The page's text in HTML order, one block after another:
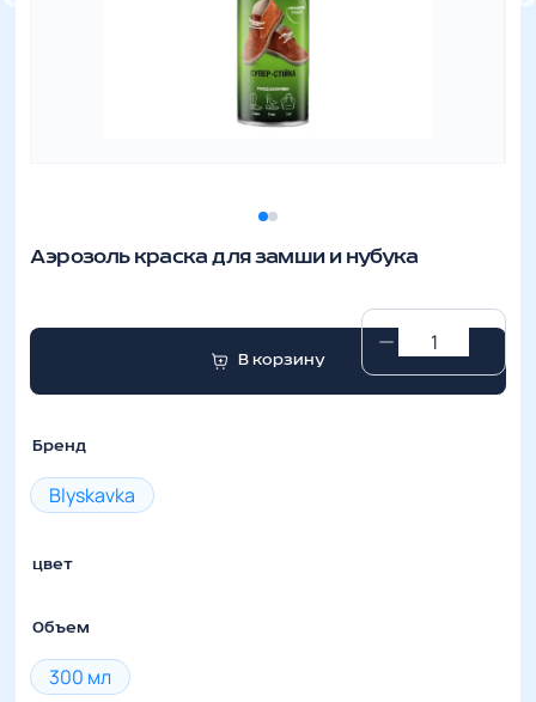
Аэрозоль краска для замши и нубука
Бренд
Blyskavka
цвет
Объем
300 мл
Аэрозоль
краска
В корзину